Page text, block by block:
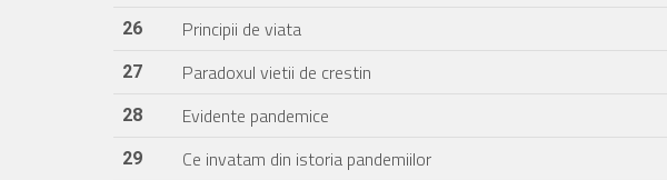
26 Principii de viata
27 Paradoxul vietii de crestin
28 Evidente pandemice
29 Ce invatam din istoria pandemiilor